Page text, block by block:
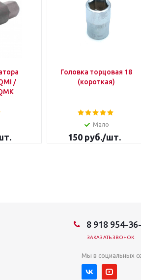
/
Головка торцовая 18
(короткая)
Мало
150 руб./шт.
8 918 954-
ЗАКАЗАТЬ ЗВОНОК
Мы в социальных